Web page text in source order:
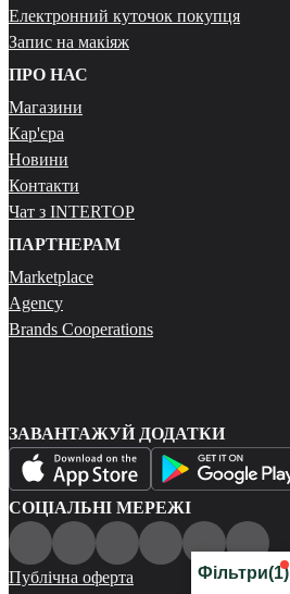
Фільтри(1)
Електронний куточок покупця
Запис на макіяж
ПРО НАС
Магазини
Кар'єра
Новини
Контакти
Чат з INTERTOP
ПАРТНЕРАМ
Marketplace
Agency
Brands Cooperations
ЗАВАНТАЖУЙ ДОДАТКИ
СОЦІАЛЬНІ МЕРЕЖІ
Публічна оферта